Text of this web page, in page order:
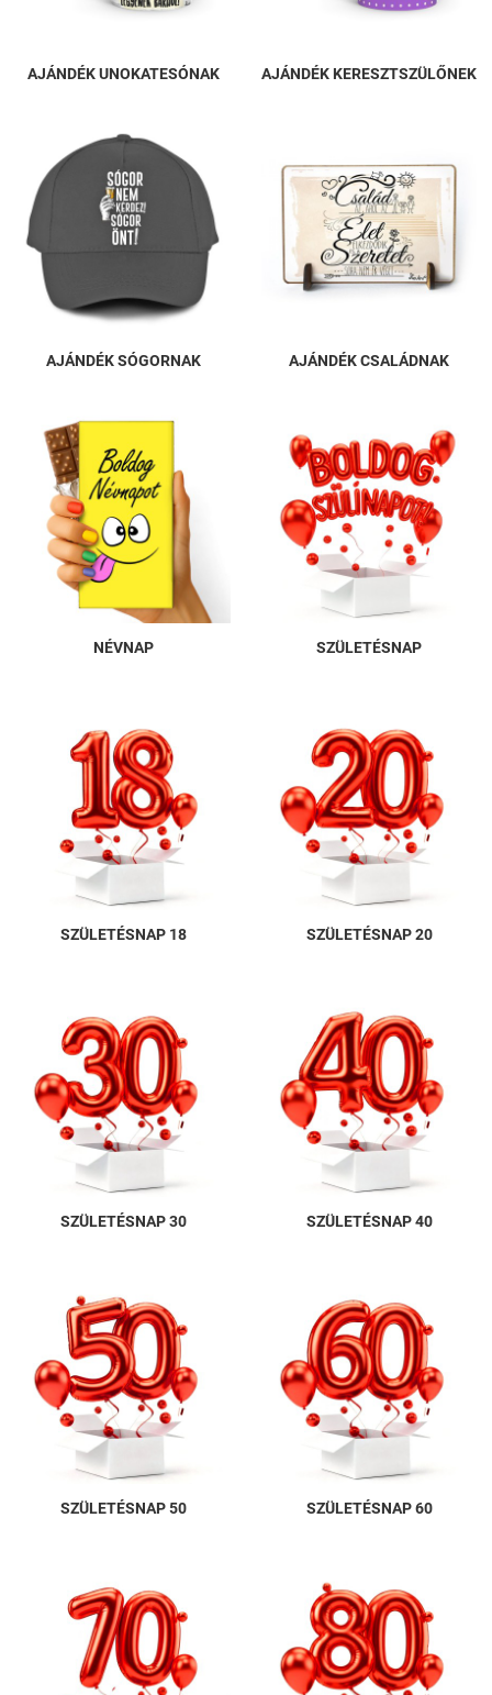
AJÁNDÉK UNOKATESÓNAK AJÁNDÉK KERESZTSZÜLŐNEK
AJÁNDÉK SÓGORNAK AJÁNDÉK CSALÁDNAK
NÉVNAP SZÜLETÉSNAP
SZÜLETÉSNAP 18 SZÜLETÉSNAP 20
SZÜLETÉSNAP 30 SZÜLETÉSNAP 40
SZÜLETÉSNAP 50 SZÜLETÉSNAP 60